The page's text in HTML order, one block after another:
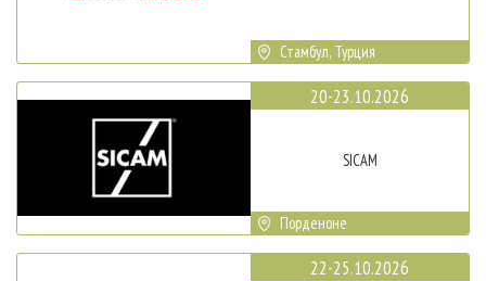
Стамбул, Турция
20-23.10.2026
SICAM
Порденоне
22-25.10.2026